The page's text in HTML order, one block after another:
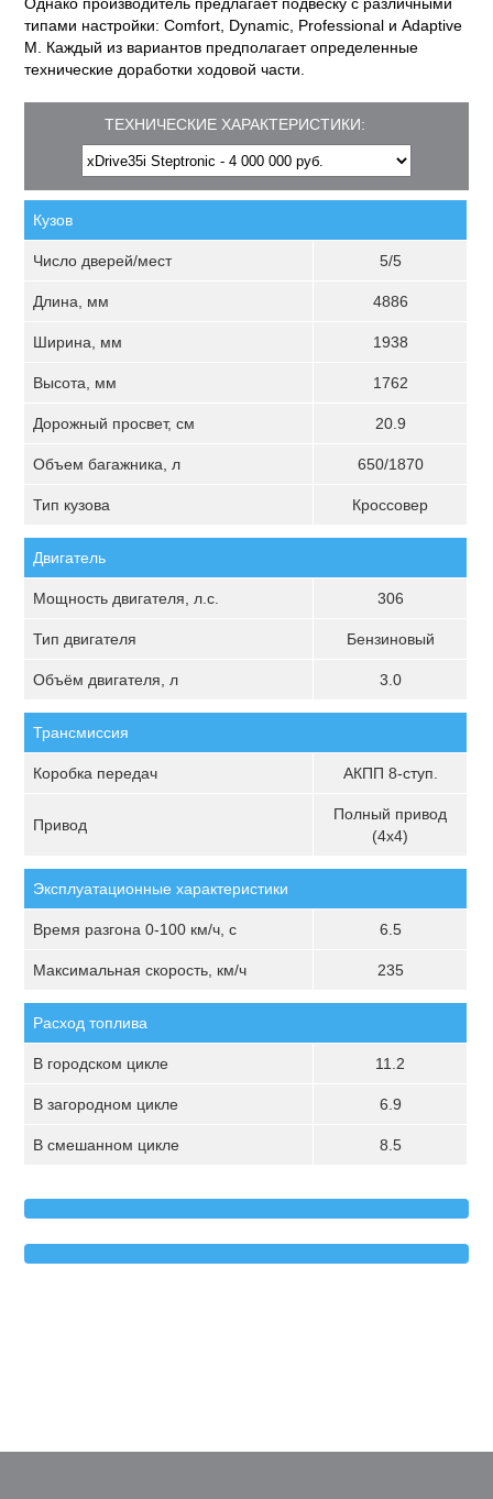
типами настройки: Comfort, Dynamic, Professional и Adaptive
M. Каждый из вариантов предполагает определенные
технические доработки ходовой части.
ТЕХНИЧЕСКИЕ ХАРАКТЕРИСТИКИ:
Кузов
Число дверей/мест 5/5
Длина, мм 4886
Ширина, мм 1938
Высота, мм 1762
Дорожный просвет, см 20.9
Объем багажника, л 650/1870
Тип кузова Кроссовер
Двигатель
Мощность двигателя, л.с. 306
Тип двигателя Бензиновый
Объём двигателя, л 3.0
Трансмиссия
Коробка передач АКПП 8-ступ.
Привод
Полный привод
(4х4)
Эксплуатационные характеристики
Время разгона 0-100 км/ч, с 6.5
Максимальная скорость, км/ч 235
Расход топлива
В городском цикле 11.2
В загородном цикле 6.9
В смешанном цикле 8.5